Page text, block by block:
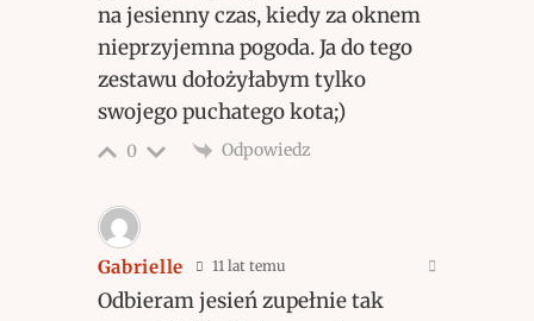
na jesienny czas, kiedy za oknem
nieprzyjemna pogoda. Ja do tego
zestawu dołożyłabym tylko
swojego puchatego kota;)
0 Odpowiedz
Gabrielle 11 lat temu
Odbieram jesień zupełnie tak